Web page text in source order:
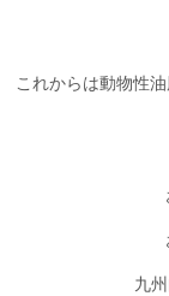
これからは動物性
九